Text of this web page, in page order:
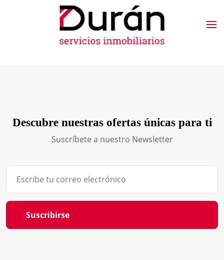
Descubre nuestras ofertas únicas para ti
Suscríbete a nuestro Newsletter
Suscribirse